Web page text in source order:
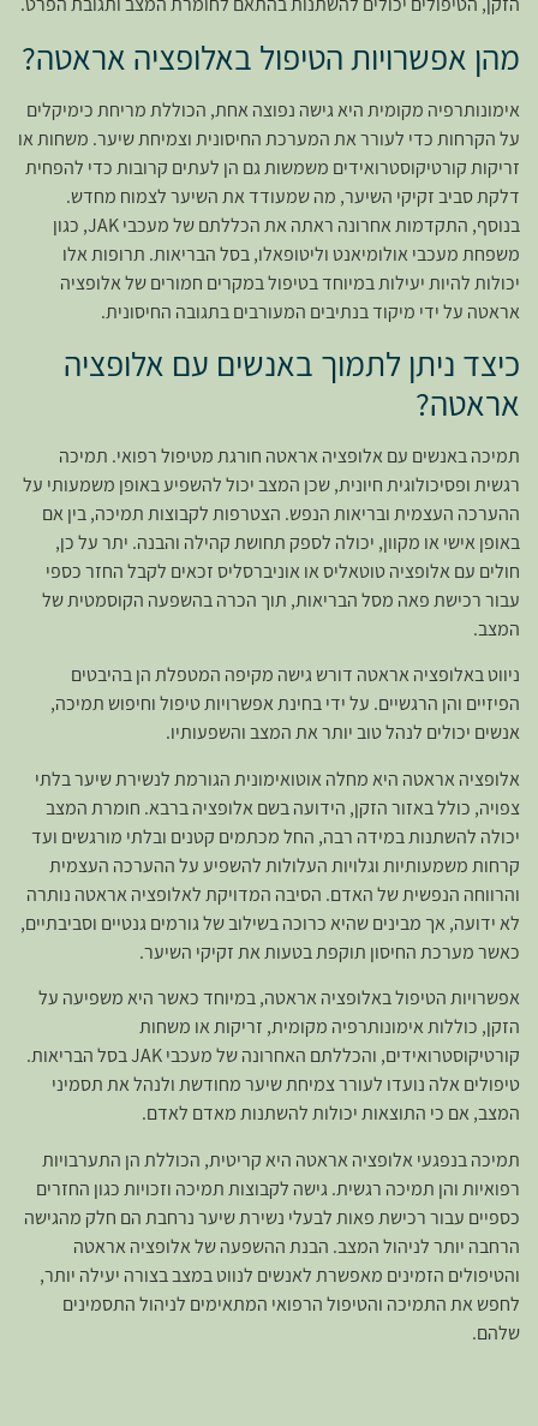
מהן אפשרויות הטיפול באלופציה אראטה?
אימונותרפיה מקומית היא גישה נפוצה אחת, הכוללת מריחת כימיקלים
על הקרחות כדי לעורר את המערכת החיסונית וצמיחת שיער. משחות או
זריקות קורטיקוסטרואידים משמשות גם הן לעתים קרובות כדי להפחית
דלקת סביב זקיקי השיער, מה שמעודד את השיער לצמוח מחדש.
בנוסף, התקדמות אחרונה ראתה את הכללתם של מעכבי JAK, כגון
משפחת מעכבי אולומיאנט וליטופאלו, בסל הבריאות. תרופות אלו
יכולות להיות יעילות במיוחד בטיפול במקרים חמורים של אלופציה
אראטה על ידי מיקוד בנתיבים המעורבים בתגובה החיסונית.
כיצד ניתן לתמוך באנשים עם אלופציה
אראטה?
תמיכה באנשים עם אלופציה אראטה חורגת מטיפול רפואי. תמיכה
רגשית ופסיכולוגית חיונית, שכן המצב יכול להשפיע באופן משמעותי על
ההערכה העצמית ובריאות הנפש. הצטרפות לקבוצות תמיכה, בין אם
באופן אישי או מקוון, יכולה לספק תחושת קהילה והבנה. יתר על כן,
חולים עם אלופציה טוטאליס או אוניברסליס זכאים לקבל החזר כספי
עבור רכישת פאה מסל הבריאות, תוך הכרה בהשפעה הקוסמטית של
המצב.
ניווט באלופציה אראטה דורש גישה מקיפה המטפלת הן בהיבטים
הפיזיים והן הרגשיים. על ידי בחינת אפשרויות טיפול וחיפוש תמיכה,
אנשים יכולים לנהל טוב יותר את המצב והשפעותיו.
אלופציה אראטה היא מחלה אוטואימונית הגורמת לנשירת שיער בלתי
צפויה, כולל באזור הזקן, הידועה בשם אלופציה ברבא. חומרת המצב
יכולה להשתנות במידה רבה, החל מכתמים קטנים ובלתי מורגשים ועד
קרחות משמעותיות וגלויות העלולות להשפיע על ההערכה העצמית
והרווחה הנפשית של האדם. הסיבה המדויקת לאלופציה אראטה נותרה
לא ידועה, אך מבינים שהיא כרוכה בשילוב של גורמים גנטיים וסביבתיים,
כאשר מערכת החיסון תוקפת בטעות את זקיקי השיער.
אפשרויות הטיפול באלופציה אראטה, במיוחד כאשר היא משפיעה על
הזקן, כוללות אימונותרפיה מקומית, זריקות או משחות
קורטיקוסטרואידים, והכללתם האחרונה של מעכבי JAK בסל הבריאות.
טיפולים אלה נועדו לעורר צמיחת שיער מחודשת ולנהל את תסמיני
המצב, אם כי התוצאות יכולות להשתנות מאדם לאדם.
תמיכה בנפגעי אלופציה אראטה היא קריטית, הכוללת הן התערבויות
רפואיות והן תמיכה רגשית. גישה לקבוצות תמיכה וזכויות כגון החזרים
כספיים עבור רכישת פאות לבעלי נשירת שיער נרחבת הם חלק מהגישה
הרחבה יותר לניהול המצב. הבנת ההשפעה של אלופציה אראטה
והטיפולים הזמינים מאפשרת לאנשים לנווט במצב בצורה יעילה יותר,
לחפש את התמיכה והטיפול הרפואי המתאימים לניהול התסמינים
שלהם.